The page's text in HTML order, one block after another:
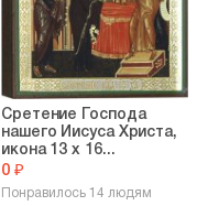
Сретение Господа
нашего Иисуса Христа,
икона 13 х 16...
0 ₽
Понравилось 14 людям